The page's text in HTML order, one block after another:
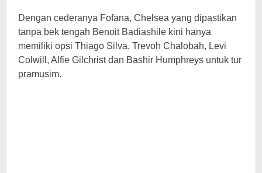
Dengan cederanya Fofana, Chelsea yang dipastikan
tanpa bek tengah Benoit Badiashile kini hanya
memiliki opsi Thiago Silva, Trevoh Chalobah, Levi
Colwill, Alfie Gilchrist dan Bashir Humphreys untuk tur
pramusim.